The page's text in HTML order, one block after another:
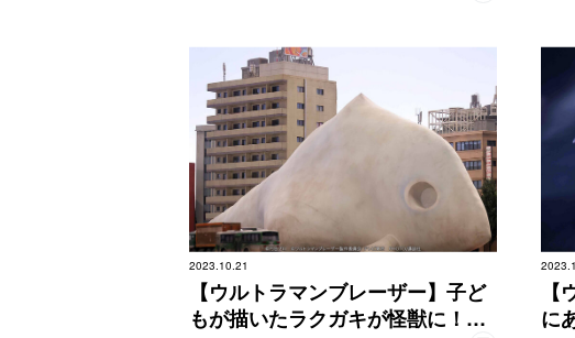
2023.10.21
【ウルトラマンブレーザー】子ど
もが描いたラクガキが怪獣に！
に